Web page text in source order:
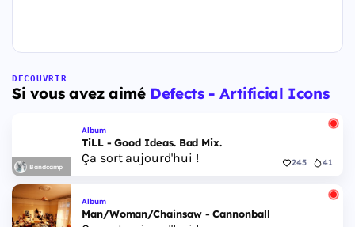
DÉCOUVRIR
Si vous avez aimé Defects - Artificial Icons
Bandcamp
Album
TiLL - Good Ideas. Bad Mix.
Ça sort aujourd'hui ! 245 41
Album
Man/Woman/Chainsaw - Cannonball